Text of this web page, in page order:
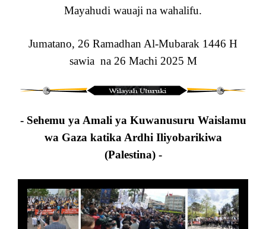
Mayahudi wauaji na wahalifu.
Jumatano, 26 Ramadhan Al-Mubarak 1446 H
sawia na 26 Machi 2025 M
- Sehemu ya Amali ya Kuwanusuru Waislamu
wa Gaza katika Ardhi Iliyobarikiwa
(Palestina) -